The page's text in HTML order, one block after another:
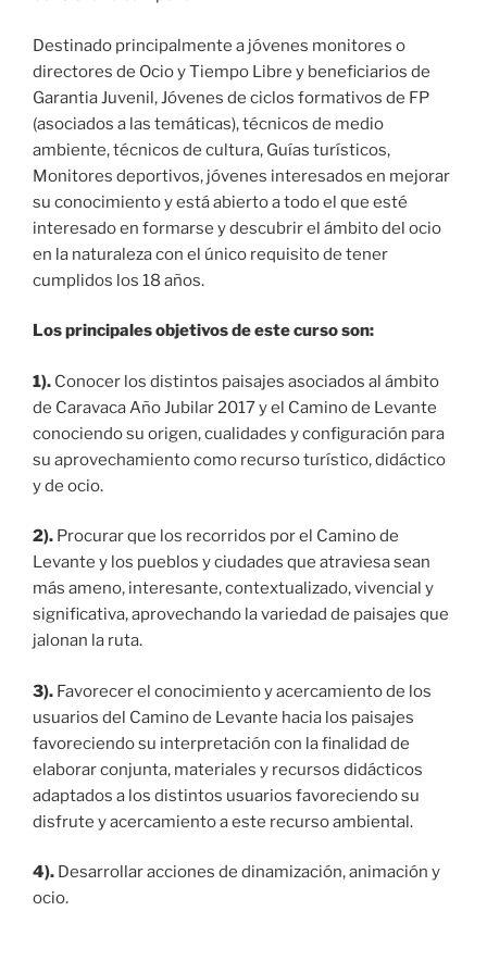
Destinado principalmente a jóvenes monitores o
directores de Ocio y Tiempo Libre y beneficiarios de
Garantia Juvenil, Jóvenes de ciclos formativos de FP
(asociados a las temáticas), técnicos de medio
ambiente, técnicos de cultura, Guías turísticos,
Monitores deportivos, jóvenes interesados en mejorar
su conocimiento y está abierto a todo el que esté
interesado en formarse y descubrir el ámbito del ocio
en la naturaleza con el único requisito de tener
cumplidos los 18 años.
Los principales objetivos de este curso son:
1). Conocer los distintos paisajes asociados al ámbito
de Caravaca Año Jubilar 2017 y el Camino de Levante
conociendo su origen, cualidades y configuración para
su aprovechamiento como recurso turístico, didáctico
y de ocio.
2). Procurar que los recorridos por el Camino de
Levante y los pueblos y ciudades que atraviesa sean
más ameno, interesante, contextualizado, vivencial y
significativa, aprovechando la variedad de paisajes que
jalonan la ruta.
3). Favorecer el conocimiento y acercamiento de los
usuarios del Camino de Levante hacia los paisajes
favoreciendo su interpretación con la finalidad de
elaborar conjunta, materiales y recursos didácticos
adaptados a los distintos usuarios favoreciendo su
disfrute y acercamiento a este recurso ambiental.
4). Desarrollar acciones de dinamización, animación y
ocio.